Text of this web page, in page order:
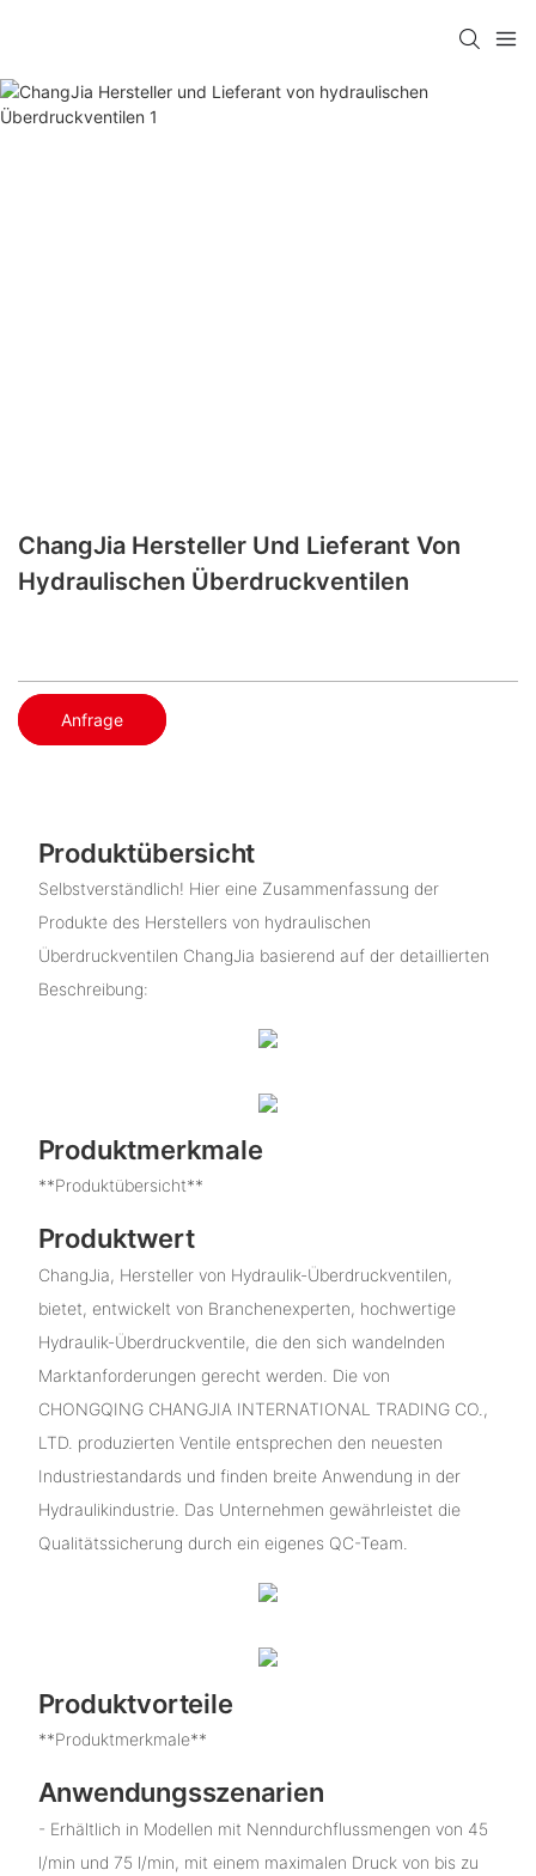
ChangJia Hersteller Und Lieferant Von
Hydraulischen Überdruckventilen
Anfrage
Produktübersicht
Selbstverständlich! Hier eine Zusammenfassung der
Produkte des Herstellers von hydraulischen
Überdruckventilen ChangJia basierend auf der detaillierten
Beschreibung:
Produktmerkmale
**Produktübersicht**
Produktwert
ChangJia, Hersteller von Hydraulik-Überdruckventilen,
bietet, entwickelt von Branchenexperten, hochwertige
Hydraulik-Überdruckventile, die den sich wandelnden
Marktanforderungen gerecht werden. Die von
CHONGQING CHANGJIA INTERNATIONAL TRADING CO.,
LTD. produzierten Ventile entsprechen den neuesten
Industriestandards und finden breite Anwendung in der
Hydraulikindustrie. Das Unternehmen gewährleistet die
Qualitätssicherung durch ein eigenes QC-Team.
Produktvorteile
**Produktmerkmale**
Anwendungsszenarien
- Erhältlich in Modellen mit Nenndurchflussmengen von 45
l/min und 75 l/min, mit einem maximalen Druck von bis zu